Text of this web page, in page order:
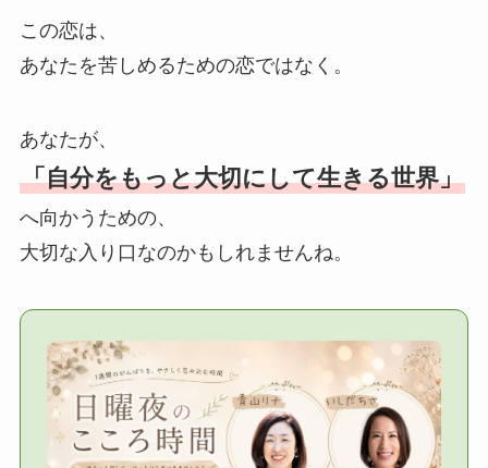
この恋は、
あなたを苦しめるための恋ではなく。
あなたが、
「自分をもっと大切にして生きる世界」
へ向かうための、
大切な入り口なのかもしれませんね。